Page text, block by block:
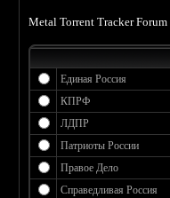
Metal Torrent Tracker Forum
Единая Россия
КПРФ
ЛДПР
Патриоты России
Правое Дело
Справедливая Россия